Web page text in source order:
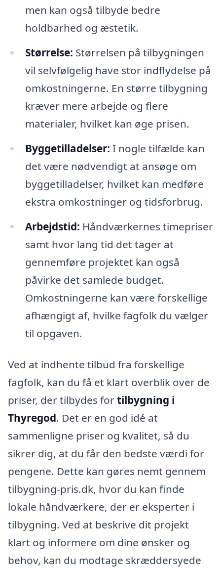
men kan også tilbyde bedre
holdbarhed og æstetik.
Størrelse: Størrelsen på tilbygningen
vil selvfølgelig have stor indflydelse på
omkostningerne. En større tilbygning
kræver mere arbejde og flere
materialer, hvilket kan øge prisen.
Byggetilladelser: I nogle tilfælde kan
det være nødvendigt at ansøge om
byggetilladelser, hvilket kan medføre
ekstra omkostninger og tidsforbrug.
Arbejdstid: Håndværkernes timepriser
samt hvor lang tid det tager at
gennemføre projektet kan også
påvirke det samlede budget.
Omkostningerne kan være forskellige
afhængigt af, hvilke fagfolk du vælger
til opgaven.
Ved at indhente tilbud fra forskellige
fagfolk, kan du få et klart overblik over de
priser, der tilbydes fortilbygning i
Thyregod. Det er en god idé at
sammenligne priser og kvalitet, så du
sikrer dig, at du får den bedste værdi for
pengene. Dette kan gøres nemt gennem
tilbygning-pris.dk, hvor du kan finde
lokale håndværkere, der er eksperter i
tilbygning. Ved at beskrive dit projekt
klart og informere om dine ønsker og
behov, kan du modtage skræddersyede